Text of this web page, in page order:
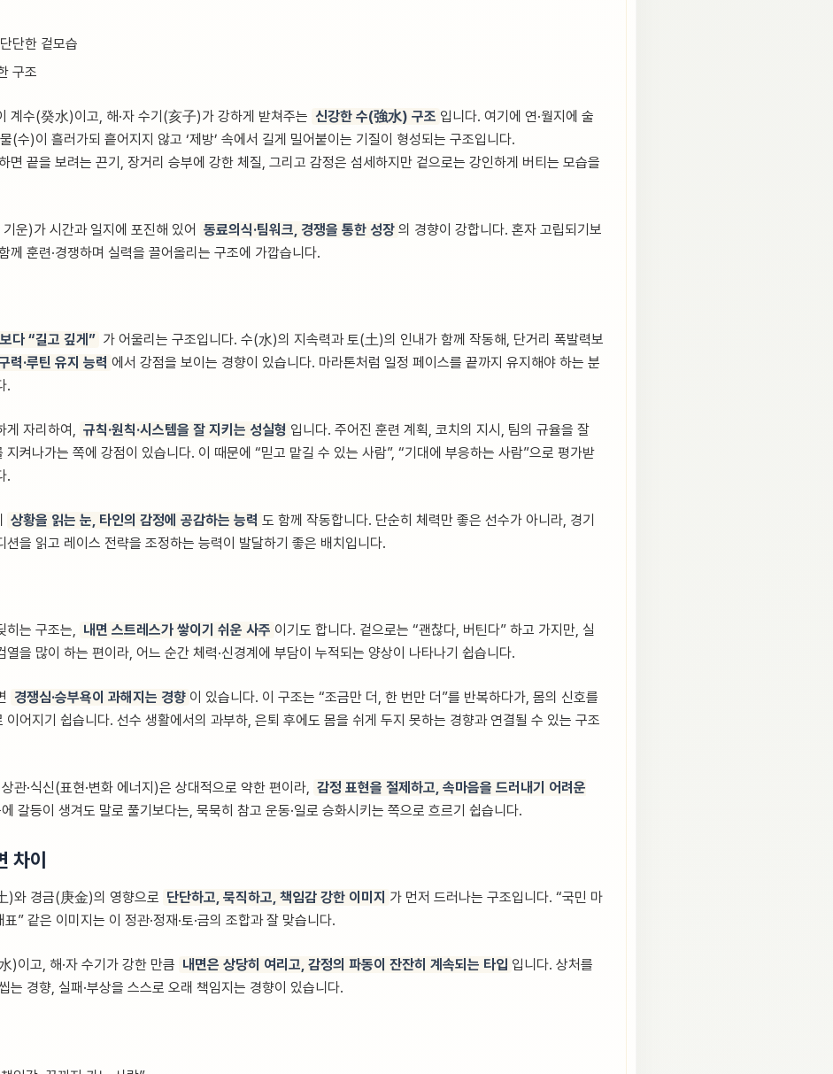
단한 겉모습
구조
계수(癸水)이고, 해·자 수기(亥子)가 강하게 받쳐주는 신강한 수(強水) 구조 입니다. 여기에 연·월지에 술
(수)이 흘러가되 흩어지지 않고 ‘제방’ 속에서 길게 밀어붙이는 기질이 형성되는 구조입니다.
면 끝을 보려는 끈기, 장거리 승부에 강한 체질, 그리고 감정은 섬세하지만 겉으로는 강인하게 버티는 모습을
운)가 시간과 일지에 포진해 있어 동료의식·팀워크, 경쟁을 통한 성장 의 경향이 강합니다. 혼자 고립되기보
께 훈련·경쟁하며 실력을 끌어올리는 구조에 가깝습니다.
다 “길고 깊게” 가 어울리는 구조입니다. 수(水)의 지속력과 토(土)의 인내가 함께 작동해, 단거리 폭발력보
력·루틴 유지 능력 에서 강점을 보이는 경향이 있습니다. 마라톤처럼 일정 페이스를 끝까지 유지해야 하는 분
.
게 자리하여, 규칙·원칙·시스템을 잘 지키는 성실형 입니다. 주어진 훈련 계획, 코치의 지시, 팀의 규율을 잘
지켜나가는 쪽에 강점이 있습니다. 이 때문에 “믿고 맡길 수 있는 사람”, “기대에 부응하는 사람”으로 평가받
.
상황을 읽는 눈, 타인의 감정에 공감하는 능력 도 함께 작동합니다. 단순히 체력만 좋은 선수가 아니라, 경기
션을 읽고 레이스 전략을 조정하는 능력이 발달하기 좋은 배치입니다.
히는 구조는, 내면 스트레스가 쌓이기 쉬운 사주 이기도 합니다. 겉으로는 “괜찮다, 버틴다” 하고 가지만, 실
열을 많이 하는 편이라, 어느 순간 체력·신경계에 부담이 누적되는 양상이 나타나기 쉽습니다.
경쟁심·승부욕이 과해지는 경향 이 있습니다. 이 구조는 “조금만 더, 한 번만 더”를 반복하다가, 몸의 신호를
이어지기 쉽습니다. 선수 생활에서의 과부하, 은퇴 후에도 몸을 쉬게 두지 못하는 경향과 연결될 수 있는 구조
관·식신(표현·변화 에너지)은 상대적으로 약한 편이라, 감정 표현을 절제하고, 속마음을 드러내기 어려운
갈등이 생겨도 말로 풀기보다는, 묵묵히 참고 운동·일로 승화시키는 쪽으로 흐르기 쉽습니다.
차이
)와 경금(庚金)의 영향으로 단단하고, 묵직하고, 책임감 강한 이미지 가 먼저 드러나는 구조입니다. “국민 마
” 같은 이미지는 이 정관·정재·토·금의 조합과 잘 맞습니다.
)이고, 해·자 수기가 강한 만큼 내면은 상당히 여리고, 감정의 파동이 잔잔히 계속되는 타입 입니다. 상처를
는 경향, 실패·부상을 스스로 오래 책임지는 경향이 있습니다.